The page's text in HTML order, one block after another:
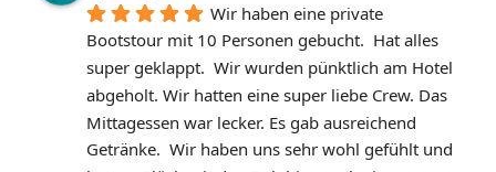
Wir haben eine private
Bootstour mit 10 Personen gebucht.  Hat alles
super geklappt.  Wir wurden pünktlich am Hotel
abgeholt. Wir hatten eine super liebe Crew. Das
Mittagessen war lecker. Es gab ausreichend
Getränke.  Wir haben uns sehr wohl gefühlt und